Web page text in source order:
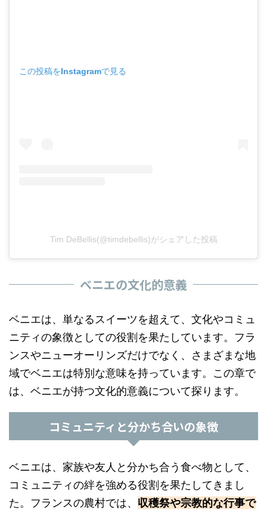
この投稿をInstagramで見る
Tim DeBellis(@timdebellis)がシェアした投稿
ベニエの文化的意義
ベニエは、単なるスイーツを超えて、文化やコミュ
ニティの象徴としての役割を果たしています。フラ
ンスやニューオーリンズだけでなく、さまざまな地
域でベニエは特別な意味を持っています。この章で
は、ベニエが持つ文化的意義について探ります。
コミュニティと分かち合いの象徴
ベニエは、家族や友人と分かち合う食べ物として、
コミュニティの絆を強める役割を果たしてきまし
た。フランスの農村では、 収穫祭や宗教的な行事で